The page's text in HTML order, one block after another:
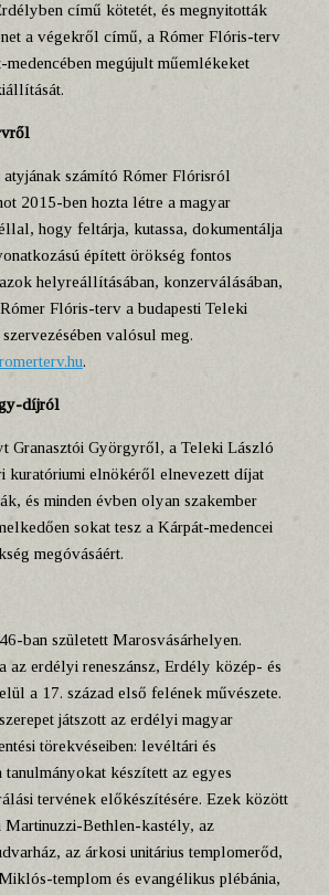
című kötetét, és megnyitották
a végekről című, a Rómer Flóris-terv
medencében megújult műemlékeket
atyjának számító Rómer Flórisról
2015-ben hozta létre a magyar
hogy feltárja, kutassa, dokumentálja
épített örökség fontos
helyreállításában, konzerválásában,
Flóris-terv a budapesti Teleki
valósul meg.
.
díjról
Granasztói Györgyről, a Teleki László
kuratóriumi elnökéről elnevezett díjat
és minden évben olyan szakember
sokat tesz a Kárpát-medencei
megóvásáért.
ban született Marosvásárhelyen.
az erdélyi reneszánsz, Erdély közép- és
a 17. század első felének művészete.
játszott az erdélyi magyar
törekvéseiben: levéltári és
tanulmányokat készített az egyes
tervének előkészítésére. Ezek között
Bethlen-kastély, az
az árkosi unitárius templomerőd,
templom és evangélikus plébánia,